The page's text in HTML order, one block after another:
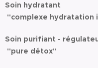
Soin
"complexe hydratation
Soin purifiant -
"pure détox"